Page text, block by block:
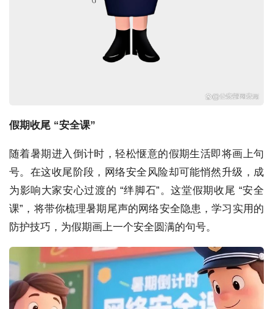
假期收尾 “安全课”
随着暑期进入倒计时，轻松惬意的假期生活即将画上句
号。在这收尾阶段，网络安全风险却可能悄然升级，成
为影响大家安心过渡的 “绊脚石”。这堂假期收尾 “安全
课”，将带你梳理暑期尾声的网络安全隐患，学习实用的
防护技巧，为假期画上一个安全圆满的句号。